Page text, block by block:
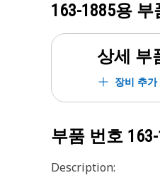
163-1885용 부
상세 부
장비 추가
부품 번호
Description: